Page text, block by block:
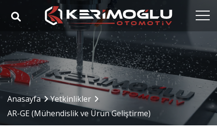
Anasayfa
Kurumsal
Yetkinlikler
Sektörler
Anasayfa
Yetkinlikler
AR-GE (Mühendislik ve Ürün Geliştirme)